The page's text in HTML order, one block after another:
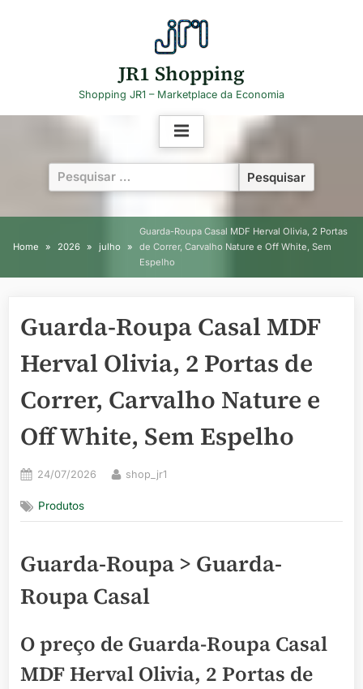
JR1 Shopping
Shopping JR1 – Marketplace da Economia
Pesquisar
por:
Home 2026 julho
Guarda-Roupa Casal MDF Herval Olivia, 2 Portas
de Correr, Carvalho Nature e Off White, Sem
Espelho
Guarda-Roupa Casal MDF
Herval Olivia, 2 Portas de
Correr, Carvalho Nature e
Off White, Sem Espelho
Posted
24/07/2026 By
shop_jr1
Produtos
Guarda-Roupa > Guarda-
Roupa Casal
O preço de Guarda-Roupa Casal
MDF Herval Olivia, 2 Portas de